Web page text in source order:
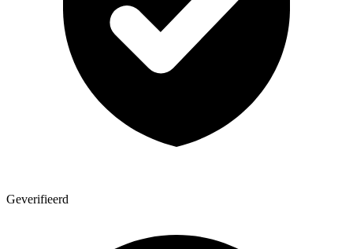
Geverifieerd